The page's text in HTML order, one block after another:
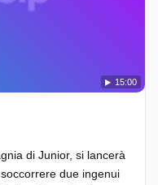
15:00
di Junior, si lancerà
due ingenui